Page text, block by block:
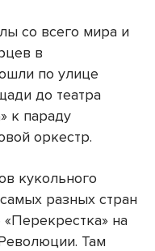
со всего мира и
в
по улице
до театра
к параду
оркестр.
кукольного
разных стран
на
Там